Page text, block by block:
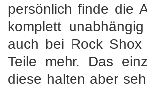
persönlich finde die
komplett
auch bei Rock
Teile mehr. Das
diese halten aber